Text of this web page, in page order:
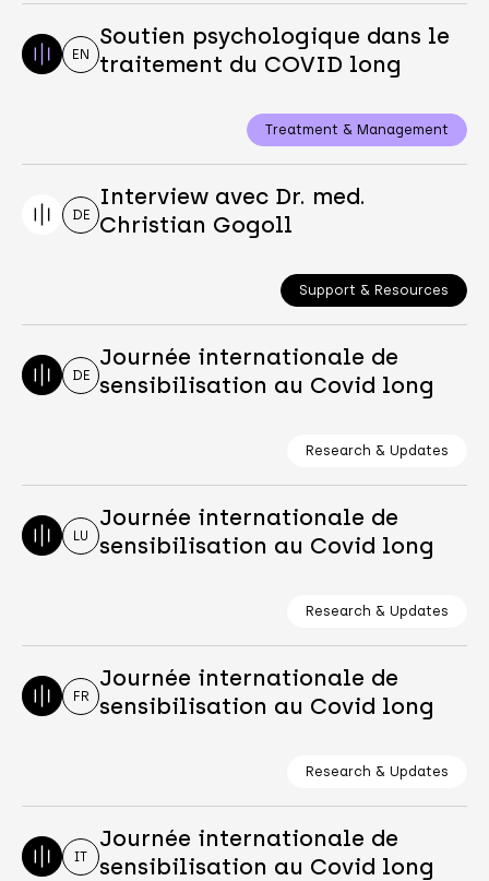
EN
Soutien psychologique dans le
traitement du COVID long
Treatment & Management
DE
Interview avec Dr. med.
Christian Gogoll
Support & Resources
DE
Journée internationale de
sensibilisation au Covid long
Research & Updates
LU
Journée internationale de
sensibilisation au Covid long
Research & Updates
FR
Journée internationale de
sensibilisation au Covid long
Research & Updates
IT
Journée internationale de
sensibilisation au Covid long